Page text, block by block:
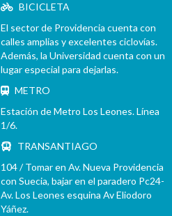
BICICLETA
El sector de Providencia cuenta con
calles amplias y excelentes ciclovías.
Además, la Universidad cuenta con un
lugar especial para dejarlas.
METRO
Estación de Metro Los Leones. Línea
1/6.
TRANSANTIAGO
104 / Tomar en Av. Nueva Providencia
con Suecia, bajar en el paradero Pc24-
Av. Los Leones esquina Av Eliodoro
Yáñez.